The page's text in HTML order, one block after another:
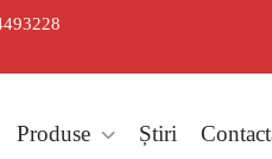
Produse Știri